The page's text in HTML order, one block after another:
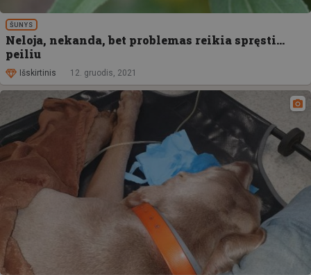
ŠUNYS
Neloja, nekanda, bet problemas reikia spręsti…
peiliu
Išskirtinis 12. gruodis, 2021